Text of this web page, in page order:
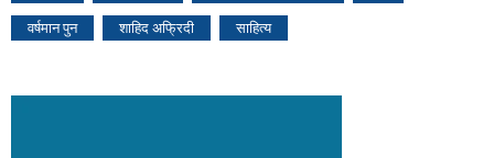
वर्षमान पुन शाहिद अफ्रिदी साहित्य